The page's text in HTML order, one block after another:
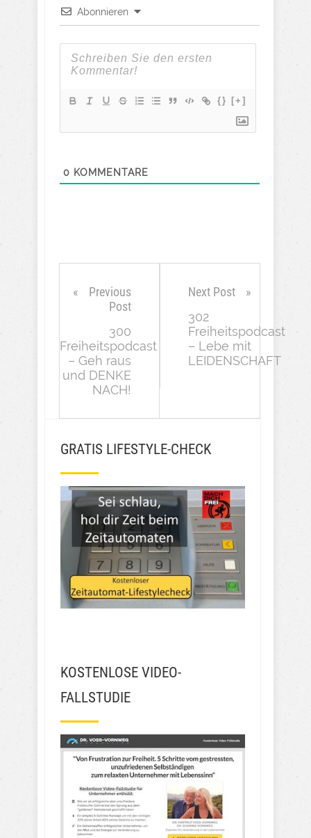
Abonnieren
{} [+]
0 KOMMENTARE
Previous
Post
300
Freiheitspodcast
– Geh raus
und DENKE
NACH!
Next Post
302
Freiheitspodcast
– Lebe mit
LEIDENSCHAFT
GRATIS LIFESTYLE-CHECK
KOSTENLOSE VIDEO-
FALLSTUDIE